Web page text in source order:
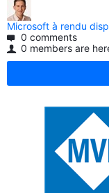
0 comments
0 members are